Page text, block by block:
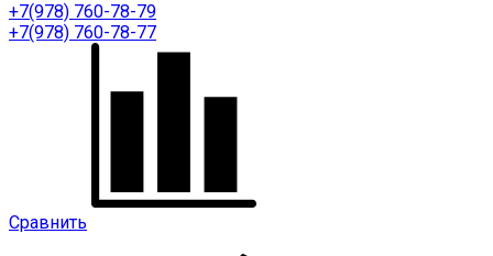
+7(978) 760-78-79
+7(978) 760-78-77
Сравнить